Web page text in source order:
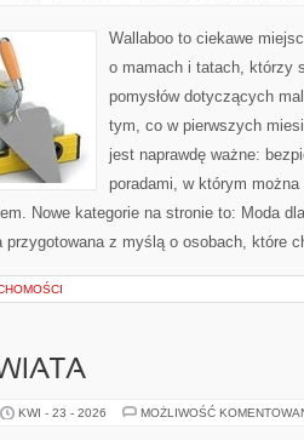
Wallaboo to ciekawe
o mamach i tatach, którzy
pomysłów dotyczących
tym, co w pierwszych
jest naprawdę ważne:
poradami, w którym
Nowe kategorie na stronie to: Moda
przygotowana z myślą o osobach, które
KWI - 23 - 2026 MOŻLIWOŚĆ